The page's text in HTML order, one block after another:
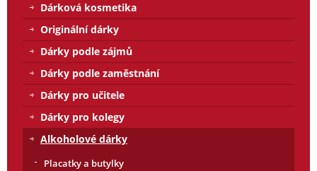
Dárková kosmetika
Originální dárky
Dárky podle zájmů
Dárky podle zaměstnání
Dárky pro učitele
Dárky pro kolegy
Alkoholové dárky
Placatky a butylky